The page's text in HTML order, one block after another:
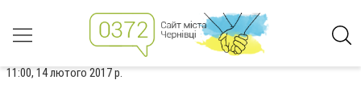
11:00, 14 лютого 2017 р.